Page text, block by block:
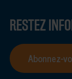
RESTEZ
Abonnez-